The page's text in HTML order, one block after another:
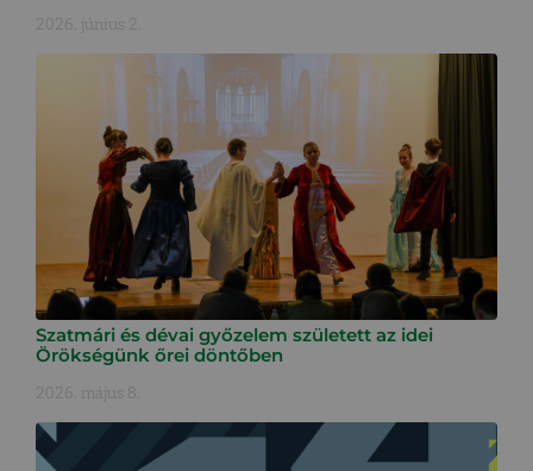
2026. június 2.
Szatmári és dévai győzelem született az idei
Örökségünk őrei döntőben
2026. május 8.